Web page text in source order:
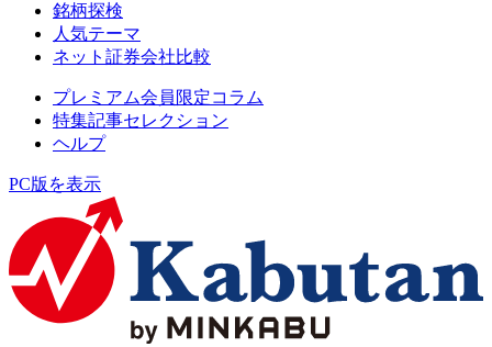
銘柄探検
人気テーマ
ネット証券会社比較
プレミアム会員限定コラム
特集記事セレクション
ヘルプ
PC版を表示